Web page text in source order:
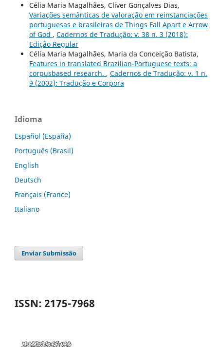
Célia Maria Magalhães, Cliver Gonçalves Dias,
Variações semânticas de valoração em reinstanciações
portuguesas e brasileiras de Things Fall Apart e Arrow
of God , Cadernos de Tradução: v. 38 n. 3 (2018):
Edição Regular
Célia Maria Magalhães, Maria da Conceição Batista,
Features in translated Brazilian-Portuguese texts: a
corpusbased research. , Cadernos de Tradução: v. 1 n.
9 (2002): Tradução e Corpora
Idioma
Español (España)
Português (Brasil)
English
Deutsch
Français (France)
Italiano
Enviar Submissão
ISSN: 2175-7968